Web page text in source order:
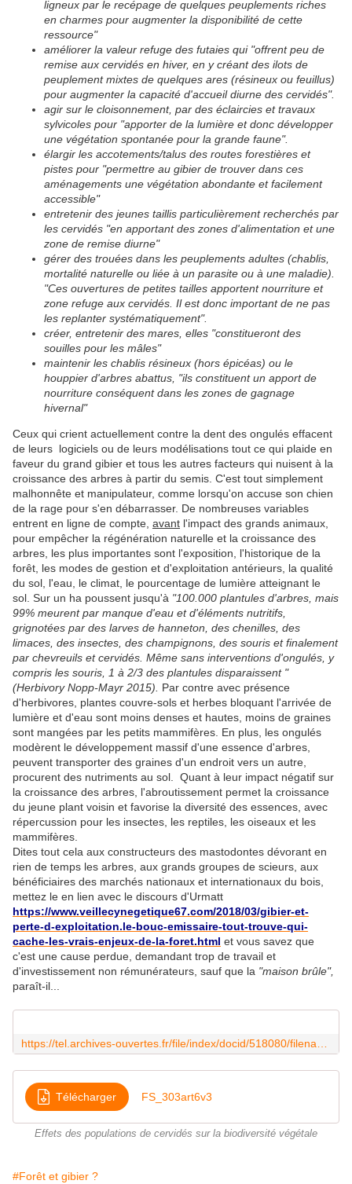
ligneux par le recépage de quelques peuplements riches
en charmes pour augmenter la disponibilité de cette
ressource"
améliorer la valeur refuge des futaies qui "offrent peu de
remise aux cervidés en hiver, en y créant des ilots de
peuplement mixtes de quelques ares (résineux ou feuillus)
pour augmenter la capacité d'accueil diurne des cervidés".
agir sur le cloisonnement, par des éclaircies et travaux
sylvicoles pour "apporter de la lumière et donc développer
une végétation spontanée pour la grande faune".
élargir les accotements/talus des routes forestières et
pistes pour "permettre au gibier de trouver dans ces
aménagements une végétation abondante et facilement
accessible"
entretenir des jeunes taillis particulièrement recherchés par
les cervidés "en apportant des zones d'alimentation et une
zone de remise diurne"
gérer des trouées dans les peuplements adultes (chablis,
mortalité naturelle ou liée à un parasite ou à une maladie).
"Ces ouvertures de petites tailles apportent nourriture et
zone refuge aux cervidés. Il est donc important de ne pas
les replanter systématiquement".
créer, entretenir des mares, elles "constitueront des
souilles pour les mâles"
maintenir les chablis résineux (hors épicéas) ou le
houppier d'arbres abattus, "ils constituent un apport de
nourriture conséquent dans les zones de gagnage
hivernal"
Ceux qui crient actuellement contre la dent des ongulés effacent
de leurs logiciels ou de leurs modélisations tout ce qui plaide en
faveur du grand gibier et tous les autres facteurs qui nuisent à la
croissance des arbres à partir du semis. C'est tout simplement
malhonnête et manipulateur, comme lorsqu'on accuse son chien
de la rage pour s'en débarrasser. De nombreuses variables
entrent en ligne de compte, avant l'impact des grands animaux,
pour empêcher la régénération naturelle et la croissance des
arbres, les plus importantes sont l'exposition, l'historique de la
forêt, les modes de gestion et d'exploitation antérieurs, la qualité
du sol, l'eau, le climat, le pourcentage de lumière atteignant le
sol. Sur un ha poussent jusqu'à "100.000 plantules d'arbres, mais
99% meurent par manque d'eau et d'éléments nutritifs,
grignotées par des larves de hanneton, des chenilles, des
limaces, des insectes, des champignons, des souris et finalement
par chevreuils et cervidés. Même sans interventions d'ongulés, y
compris les souris, 1 à 2/3 des plantules disparaissent "
(Herbivory Nopp-Mayr 2015). Par contre avec présence
d'herbivores, plantes couvre-sols et herbes bloquant l'arrivée de
lumière et d'eau sont moins denses et hautes, moins de graines
sont mangées par les petits mammifères. En plus, les ongulés
modèrent le développement massif d'une essence d'arbres,
peuvent transporter des graines d'un endroit vers un autre,
procurent des nutriments au sol. Quant à leur impact négatif sur
la croissance des arbres, l'abroutissement permet la croissance
du jeune plant voisin et favorise la diversité des essences, avec
répercussion pour les insectes, les reptiles, les oiseaux et les
mammifères.
Dites tout cela aux constructeurs des mastodontes dévorant en
rien de temps les arbres, aux grands groupes de scieurs, aux
bénéficiaires des marchés nationaux et internationaux du bois,
mettez le en lien avec le discours d'Urmatt
https://www.veillecynegetique67.com/2018/03/gibier-et-
perte-d-exploitation.le-bouc-emissaire-tout-trouve-qui-
cache-les-vrais-enjeux-de-la-foret.html et vous savez que
c'est une cause perdue, demandant trop de travail et
d'investissement non rémunérateurs, sauf que la "maison brûle",
paraît-il...
Télécharger FS_303art6v3
Effets des populations de cervidés sur la biodiversité végétale
#Forêt et gibier ?